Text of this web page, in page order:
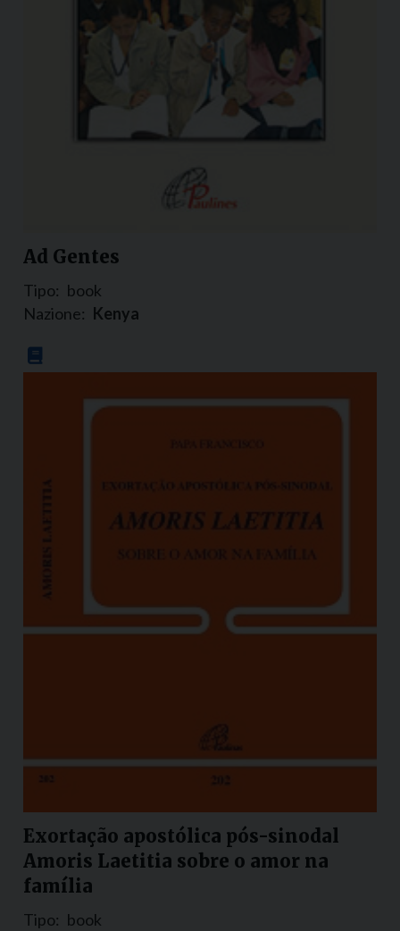
Ad Gentes
Tipo: book
Nazione: Kenya
Exortação apostólica pós-sinodal
Amoris Laetitia sobre o amor na
família
Tipo: book